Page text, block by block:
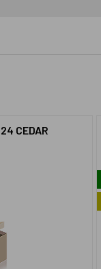
CEDAR